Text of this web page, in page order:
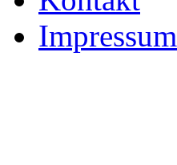
Impressum